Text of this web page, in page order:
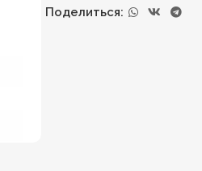
Поделиться: